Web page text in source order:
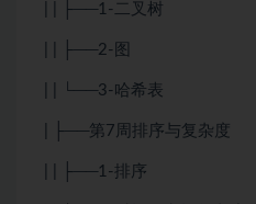
| | ├──1-二叉树
| | ├──2-图
| | └──3-哈希表
| ├──第7周排序与复杂度
| | ├──1-排序